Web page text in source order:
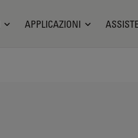
APPLICAZIONI